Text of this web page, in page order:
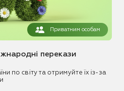
Приватним особам
перекази
по світу та отримуйте їх із-за